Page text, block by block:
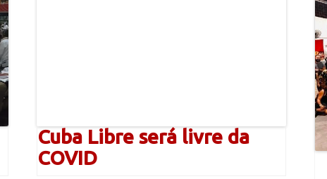
Cuba Libre será livre da
COVID